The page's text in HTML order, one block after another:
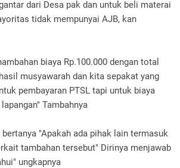
dari Desa pak dan untuk beli materai
tidak mempunyai AJB, kan
biaya Rp.100.000 dengan total
musyawarah dan kita sepakat yang
pembayaran PTSL tapi untuk biaya
Tambahnya
"Apakah ada pihak lain termasuk
tambahan tersebut" Dirinya menjawab
ungkapnya